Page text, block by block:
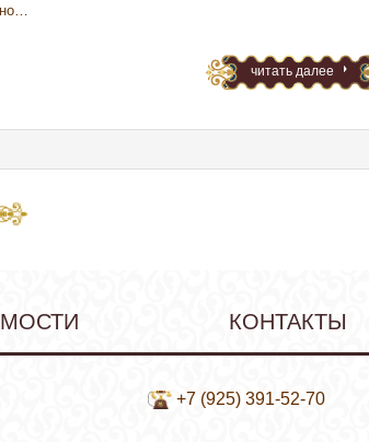
читать далее
КОНТАКТЫ
+7 (925) 391-52-70